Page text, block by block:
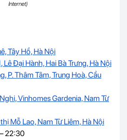
Internet)
Tây Hồ, Hà Nội
Lê Đại Hành, Hai Bà Trưng, Hà Nội
P. Thâm Tâm, Trung Hoà, Cầu
Vinhomes Gardenia, Nam Từ
Mỗ Lao, Nam Từ Liêm, Hà Nội
22:30